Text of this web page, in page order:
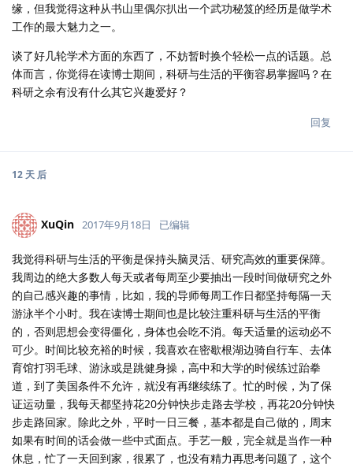
缘，但我觉得这种从书山里偶尔扒出一个武功秘笈的经历是做学术
工作的最大魅力之一。
谈了好几轮学术方面的东西了，不妨暂时换个轻松一点的话题。总
体而言，你觉得在读博士期间，科研与生活的平衡容易掌握吗？在
科研之余有没有什么其它兴趣爱好？
回复
12 天 后
XuQin 2017年9月18日 已编辑
我觉得科研与生活的平衡是保持头脑灵活、研究高效的重要保障。
我周边的绝大多数人每天或者每周至少要抽出一段时间做研究之外
的自己感兴趣的事情，比如，我的导师每周工作日都坚持每隔一天
游泳半个小时。我在读博士期间也是比较注重科研与生活的平衡
的，否则思想会变得僵化，身体也会吃不消。每天适量的运动必不
可少。时间比较充裕的时候，我喜欢在密歇根湖边骑自行车、去体
育馆打羽毛球、游泳或是跳健身操，高中和大学的时候练过跆拳
道，到了美国条件不允许，就没有再继续练了。忙的时候，为了保
证运动量，我每天都坚持花20分钟快步走路去学校，再花20分钟快
步走路回家。除此之外，平时一日三餐，基本都是自己做的，周末
如果有时间的话会做一些中式面点。手艺一般，完全就是当作一种
休息，忙了一天回到家，很累了，也没有精力再思考问题了，这个